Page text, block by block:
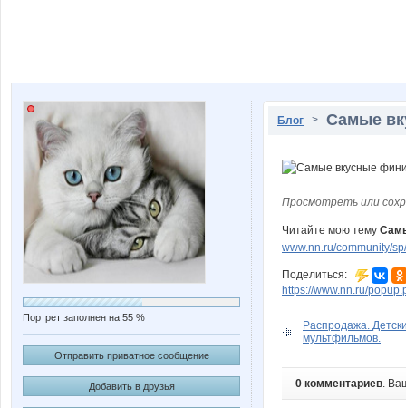
Портрет заполнен на 55 %
Отправить приватное сообщение
Добавить в друзья
Блог > Самые
Просмотреть или
Читайте мою тему
www.nn.ru/community/
Поделиться:
https://www.nn.ru/
Распродажа.
мультфильмов.
0 комментариев.